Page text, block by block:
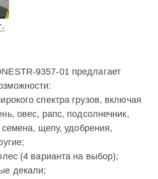
9357-01 предлагает
спектра грузов, включая
овес, рапс, подсолнечник,
семена, щепу, удобрения,
(4 варианта на выбор);
декали;